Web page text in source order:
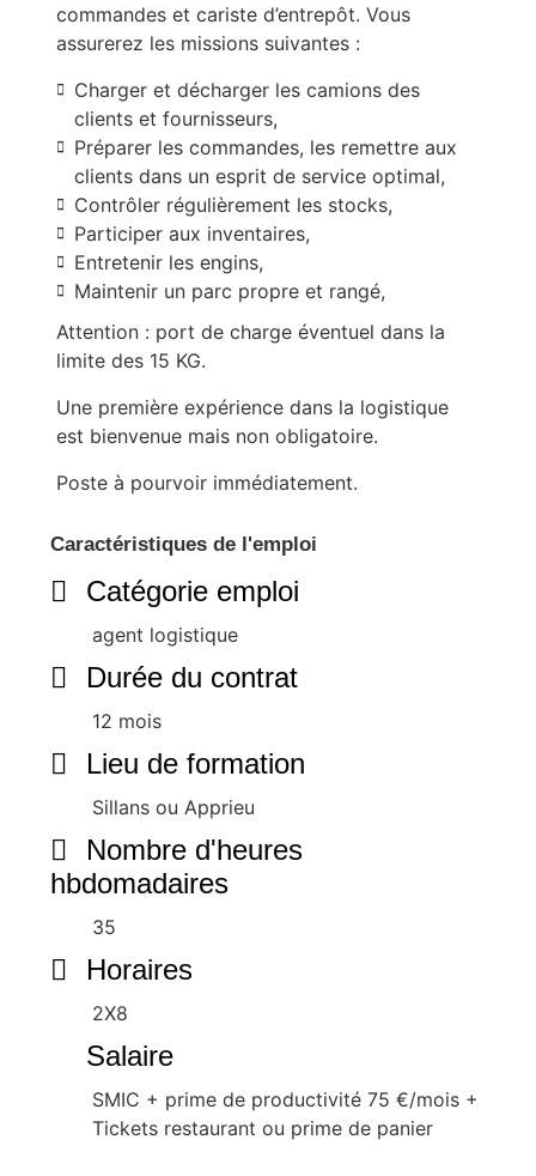
commandes et cariste d’entrepôt. Vous
assurerez les missions suivantes :
Charger et décharger les camions des
clients et fournisseurs,
Préparer les commandes, les remettre aux
clients dans un esprit de service optimal,
Contrôler régulièrement les stocks,
Participer aux inventaires,
Entretenir les engins,
Maintenir un parc propre et rangé,
Attention : port de charge éventuel dans la
limite des 15 KG.
Une première expérience dans la logistique
est bienvenue mais non obligatoire.
Poste à pourvoir immédiatement.
Caractéristiques de l'emploi
Catégorie emploi
agent logistique
Durée du contrat
12 mois
Lieu de formation
Sillans ou Apprieu
Nombre d'heures
hbdomadaires
35
Horaires
2X8
Salaire
SMIC + prime de productivité 75 €/mois +
Tickets restaurant ou prime de panier